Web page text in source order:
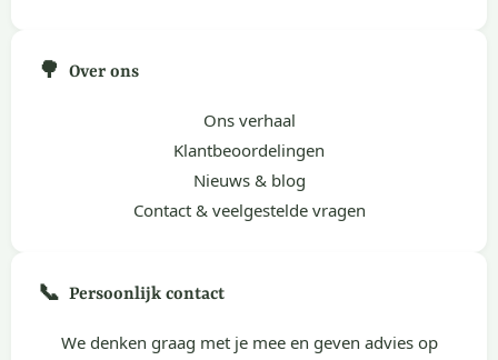
🌳 Over ons
Ons verhaal
Klantbeoordelingen
Nieuws & blog
Contact & veelgestelde vragen
📞 Persoonlijk contact
We denken graag met je mee en geven advies op